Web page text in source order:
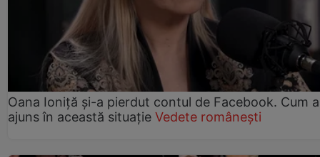
Oana Ioniță și-a pierdut contul de Facebook. Cum a
ajuns în această situație Vedete românești